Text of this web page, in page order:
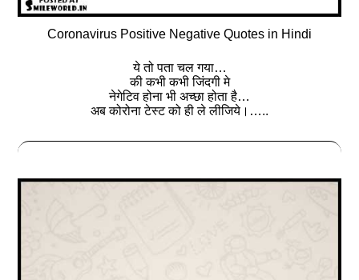
Coronavirus Positive Negative Quotes in Hindi
ये तो पता चल गया…
की कभी कभी जिंदगी मे
नेगेटिव होना भी अच्छा होता है…
अब कोरोना टेस्ट को ही ले लीजिये।…..